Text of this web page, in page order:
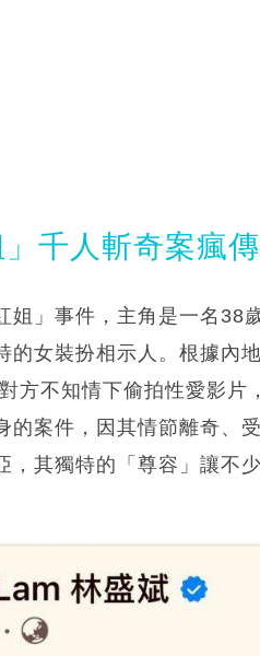
千人斬奇案瘋
姐」事件，主角是一名38
的女裝扮相示人。根據內
方不知情下偷拍性愛影片
的案件，因其情節離奇、
，其獨特的「尊容」讓不